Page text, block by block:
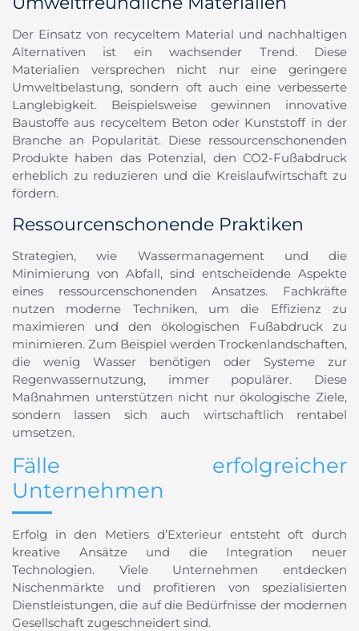
Der Einsatz von recyceltem Material und nachhaltigen
Alternativen ist ein wachsender Trend. Diese
Materialien versprechen nicht nur eine geringere
Umweltbelastung, sondern oft auch eine verbesserte
Langlebigkeit. Beispielsweise gewinnen innovative
Baustoffe aus recyceltem Beton oder Kunststoff in der
Branche an Popularität. Diese ressourcenschonenden
Produkte haben das Potenzial, den CO2-Fußabdruck
erheblich zu reduzieren und die Kreislaufwirtschaft zu
fördern.
Ressourcenschonende Praktiken
Strategien, wie Wassermanagement und die
Minimierung von Abfall, sind entscheidende Aspekte
eines ressourcenschonenden Ansatzes. Fachkräfte
nutzen moderne Techniken, um die Effizienz zu
maximieren und den ökologischen Fußabdruck zu
minimieren. Zum Beispiel werden Trockenlandschaften,
die wenig Wasser benötigen oder Systeme zur
Regenwassernutzung, immer populärer. Diese
Maßnahmen unterstützen nicht nur ökologische Ziele,
sondern lassen sich auch wirtschaftlich rentabel
umsetzen.
Fälle erfolgreicher
Unternehmen
Erfolg in den Metiers d’Exterieur entsteht oft durch
kreative Ansätze und die Integration neuer
Technologien. Viele Unternehmen entdecken
Nischenmärkte und profitieren von spezialisierten
Dienstleistungen, die auf die Bedürfnisse der modernen
Gesellschaft zugeschneidert sind.